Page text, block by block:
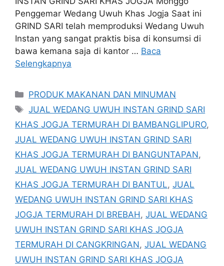
Penggemar Wedang Uwuh Khas Jogja Saat ini
GRIND SARI telah memproduksi Wedang Uwuh
Instan yang sangat praktis bisa di konsumsi di
bawa kemana saja di kantor … Baca
Selengkapnya
Kategori
PRODUK MAKANAN DAN MINUMAN
Tag
JUAL WEDANG UWUH INSTAN GRIND SARI
KHAS JOGJA TERMURAH DI BAMBANGLIPURO,
JUAL WEDANG UWUH INSTAN GRIND SARI
KHAS JOGJA TERMURAH DI BANGUNTAPAN,
JUAL WEDANG UWUH INSTAN GRIND SARI
KHAS JOGJA TERMURAH DI BANTUL, JUAL
WEDANG UWUH INSTAN GRIND SARI KHAS
JOGJA TERMURAH DI BREBAH , JUAL WEDANG
UWUH INSTAN GRIND SARI KHAS JOGJA
TERMURAH DI CANGKRINGAN, JUAL WEDANG
UWUH INSTAN GRIND SARI KHAS JOGJA